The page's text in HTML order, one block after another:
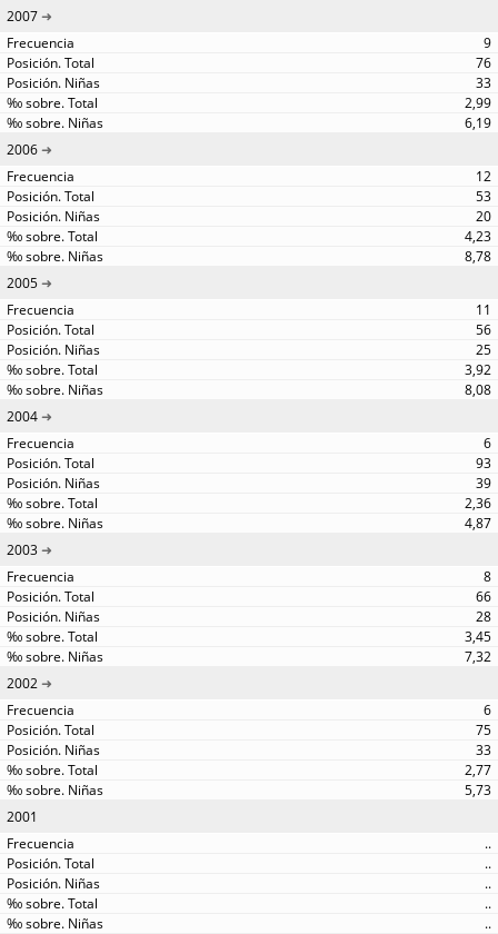
2007
9
76
33
2,99
6,19
2006
12
53
20
4,23
8,78
2005
11
56
25
3,92
8,08
2004
6
93
39
2,36
4,87
2003
8
66
28
3,45
7,32
2002
6
75
33
2,77
5,73
2001
..
..
..
..
..